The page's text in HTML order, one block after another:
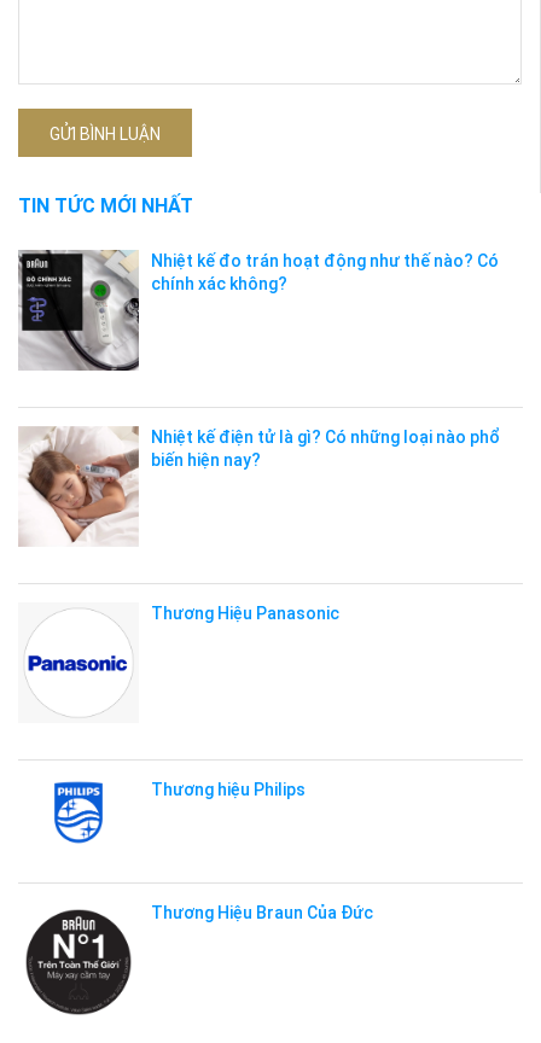
GỬI BÌNH LUẬN
TIN TỨC MỚI NHẤT
Nhiệt kế đo trán hoạt động như thế nào? Có
chính xác không?
Nhiệt kế điện tử là gì? Có những loại nào phổ
biến hiện nay?
Thương Hiệu Panasonic
Thương hiệu Philips
Thương Hiệu Braun Của Đức